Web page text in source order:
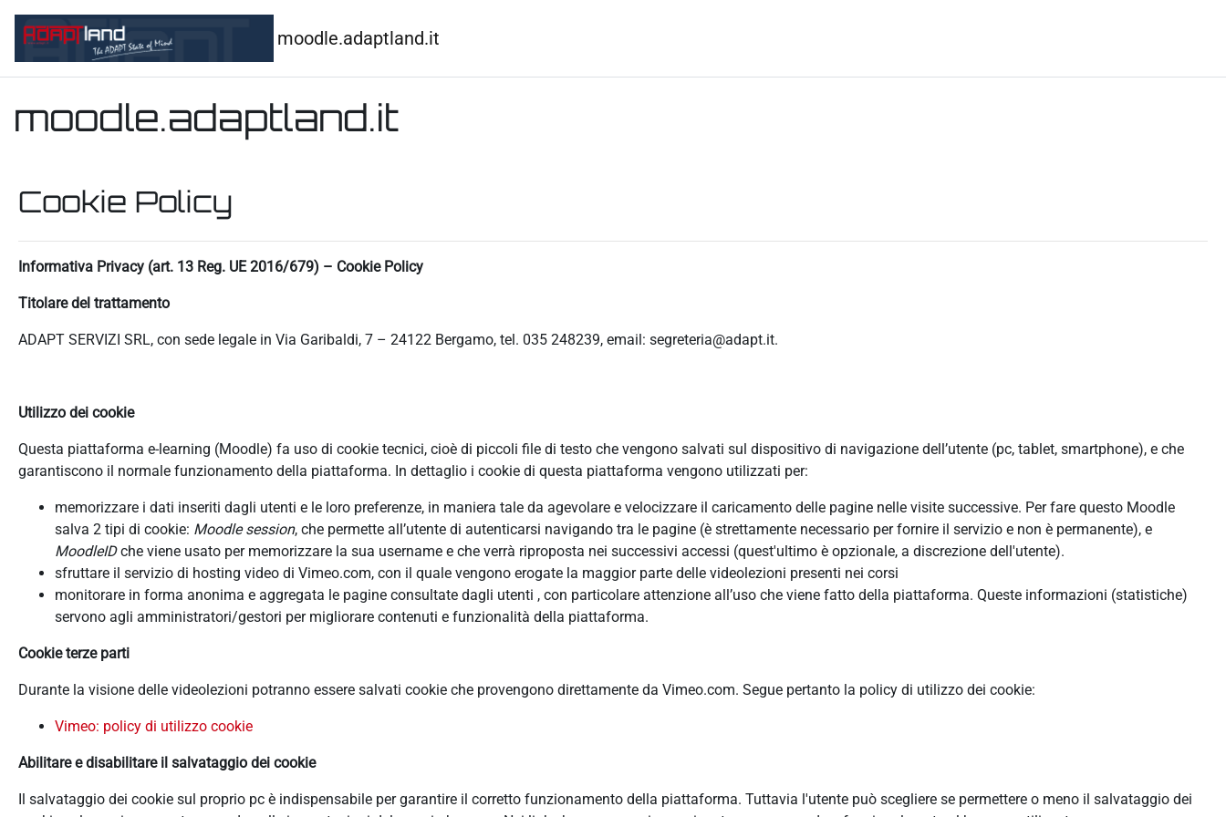
moodle.adaptland.it
moodle.adaptland.it
Cookie Policy
Informativa Privacy (art. 13 Reg. UE 2016/679) – Cookie Policy
Titolare del trattamento
ADAPT SERVIZI SRL, con sede legale in Via Garibaldi, 7 – 24122 Bergamo, tel. 035 248239, email: segreteria@adapt.it.
Utilizzo dei cookie
Questa piattaforma e-learning (Moodle) fa uso di cookie tecnici, cioè di piccoli file di testo che vengono salvati sul dispositivo di navigazione dell’utente (pc, tablet, smartphone), e che
garantiscono il normale funzionamento della piattaforma. In dettaglio i cookie di questa piattaforma vengono utilizzati per:
memorizzare i dati inseriti dagli utenti e le loro preferenze, in maniera tale da agevolare e velocizzare il caricamento delle pagine nelle visite successive. Per fare questo Moodle
salva 2 tipi di cookie: Moodle session, che permette all’utente di autenticarsi navigando tra le pagine (è strettamente necessario per fornire il servizio e non è permanente), e
MoodleIDche viene usato per memorizzare la sua username e che verrà riproposta nei successivi accessi (quest'ultimo è opzionale, a discrezione dell'utente).
sfruttare il servizio di hosting video di Vimeo.com, con il quale vengono erogate la maggior parte delle videolezioni presenti nei corsi
monitorare in forma anonima e aggregata le pagine consultate dagli utenti , con particolare attenzione all’uso che viene fatto della piattaforma. Queste informazioni (statistiche)
servono agli amministratori/gestori per migliorare contenuti e funzionalità della piattaforma.
Cookie terze parti
Durante la visione delle videolezioni potranno essere salvati cookie che provengono direttamente da Vimeo.com. Segue pertanto la policy di utilizzo dei cookie:
Vimeo: policy di utilizzo cookie
Abilitare e disabilitare il salvataggio dei cookie
Il salvataggio dei cookie sul proprio pc è indispensabile per garantire il corretto funzionamento della piattaforma. Tuttavia l'utente può scegliere se permettere o meno il salvataggio dei